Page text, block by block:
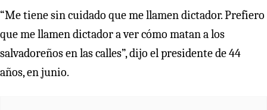
“Me tiene sin cuidado que me llamen dictador. Prefiero
que me llamen dictador a ver cómo matan a los
salvadoreños en las calles”, dijo el presidente de 44
años, en junio.